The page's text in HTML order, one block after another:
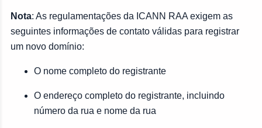
Nota: As regulamentações da ICANN RAA exigem as
seguintes informações de contato válidas para registrar
um novo domínio:
O nome completo do registrante
O endereço completo do registrante, incluindo
número da rua e nome da rua